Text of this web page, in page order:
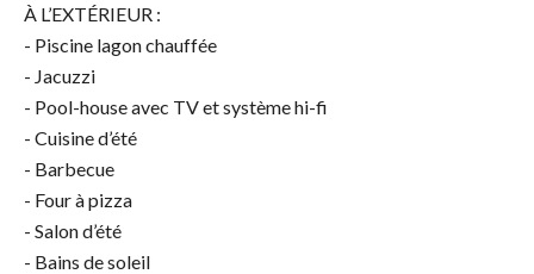
À L’EXTÉRIEUR :
- Piscine lagon chauffée
- Jacuzzi
- Pool-house avec TV et système hi-fi
- Cuisine d’été
- Barbecue
- Four à pizza
- Salon d’été
- Bains de soleil